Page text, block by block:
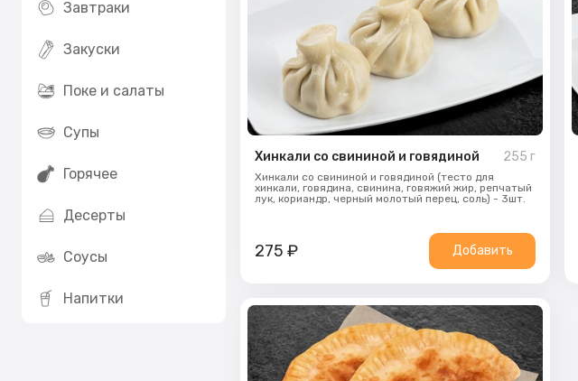
Завтраки
Закуски
Поке и салаты
Супы
Горячее
Десерты
Соусы
Напитки
Хинкали со свининой и говядиной 255 г
Хинкали со свининой и говядиной (тесто для
хинкали, говядина, свинина, говяжий жир, репчатый
лук, кориандр, черный молотый перец, соль) - 3шт.
275 ₽ Добавить